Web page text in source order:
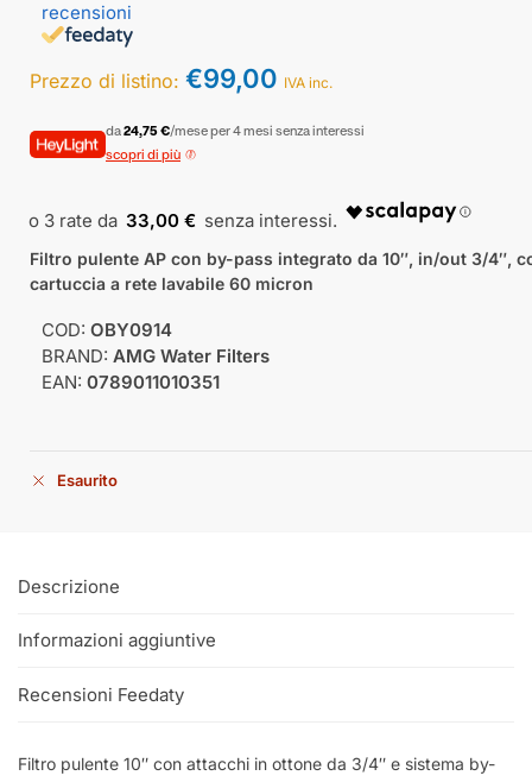
recensioni
Prezzo di listino: €99,00 IVA inc.
da24,75 €/mese per 4 mesi senza interessi
scopri di più
33,00 €
Filtro pulente AP con by-pass integrato da 10″, in/out 3/4″,
cartuccia a rete lavabile 60 micron
COD: OBY0914
BRAND: AMG Water Filters
EAN: 0789011010351
Esaurito
Descrizione
Informazioni aggiuntive
Recensioni Feedaty
Filtro pulente 10″ con attacchi in ottone da 3/4″ e sistema by-